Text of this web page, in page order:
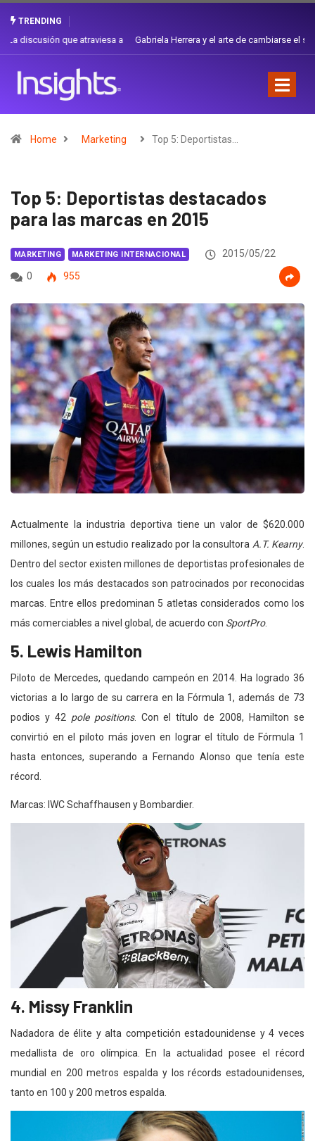
TRENDING
Gabriela Herrera y el arte de cambiarse el sombrero en Corporación
Home Marketing Top 5: Deportistas…
Top 5: Deportistas destacados
para las marcas en 2015
MARKETING MARKETING INTERNACIONAL
2015/05/22
0
955
Actualmente la industria deportiva tiene un valor de $620.000
millones, según un estudio realizado por la consultora A.T. Kearny.
Dentro del sector existen millones de deportistas profesionales de
los cuales los más destacados son patrocinados por reconocidas
marcas. Entre ellos predominan 5 atletas considerados como los
más comerciables a nivel global, de acuerdo con SportPro.
5. Lewis Hamilton
Piloto de Mercedes, quedando campeón en 2014. Ha logrado 36
victorias a lo largo de su carrera en la Fórmula 1, además de 73
podios y 42 pole positions. Con el título de 2008, Hamilton se
convirtió en el piloto más joven en lograr el título de Fórmula 1
hasta entonces, superando a Fernando Alonso que tenía este
récord.
Marcas: IWC Schaffhausen y Bombardier.
4. Missy Franklin
Nadadora de élite y alta competición estadounidense y 4 veces
medallista de oro olímpica. En la actualidad posee el récord
mundial en 200 metros espalda y los récords estadounidenses,
tanto en 100 y 200 metros espalda.